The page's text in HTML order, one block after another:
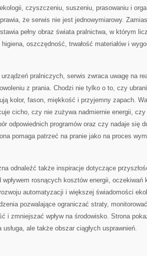
czyszczeniu, suszeniu, prasowaniu i
że serwis nie jest jednowymiarowy.
pełny obraz świata pralnictwa, w którym
oszczędność, trwałość materiałów i
pralniczych, serwis zwraca uwagę na
z prania. Chodzi nie tylko o to, czy
kolor, fason, miękkość i przyjemny zapach.
cicho, czy nie zużywa nadmiernie energii, czy
odpowiednich programów oraz czy nadaje się
pomaga patrzeć na pranie jako na proces
odnaleźć także inspiracje dotyczące
wpływem rosnących kosztów energii, oczekiwań
automatyzacji i większej świadomości
pozwalające ograniczać straty,
i zmniejszać wpływ na środowisko. Strona
ale także obszar ciągłych usprawnień.